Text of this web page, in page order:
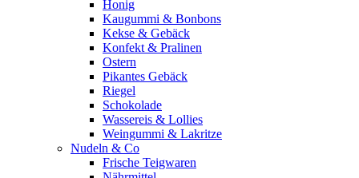
Honig
Kaugummi & Bonbons
Kekse & Gebäck
Konfekt & Pralinen
Ostern
Pikantes Gebäck
Riegel
Schokolade
Wassereis & Lollies
Weingummi & Lakritze
Nudeln & Co
Frische Teigwaren